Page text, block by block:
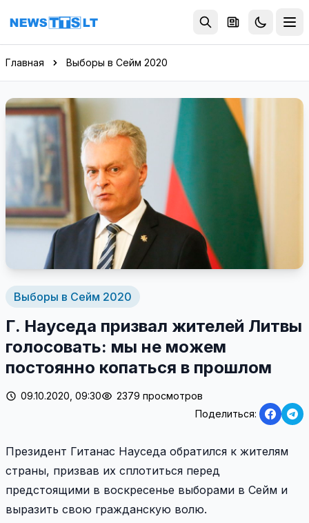
Перейти к содержимому
Главная Выборы в Сейм 2020
Выборы в Сейм 2020
Г. Науседа призвал жителей Литвы
голосовать: мы не можем
постоянно копаться в прошлом
09.10.2020, 09:30
2379 просмотров
Поделиться:
Президент Гитанас Науседа обратился к жителям
страны, призвав их сплотиться перед
предстоящими в воскресенье выборами в Сейм и
выразить свою гражданскую волю.